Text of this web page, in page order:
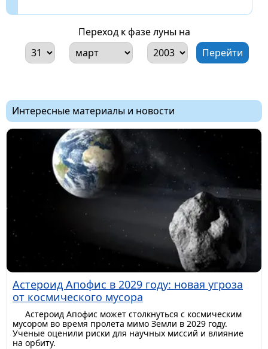
Переход к фазе луны на
Интересные материалы и новости
Астероид Апофис в 2029 году: новая угроза
от космического мусора
Астероид Апофис может столкнуться с космическим
мусором во время пролета мимо Земли в 2029 году.
Ученые оценили риски для научных миссий и влияние
на орбиту.